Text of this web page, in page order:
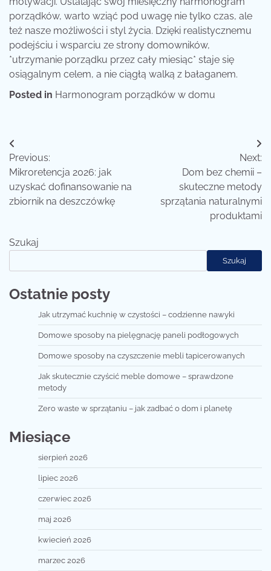
porządków, warto wziąć pod uwagę nie tylko czas, ale
też nasze możliwości i styl życia. Dzięki realistycznemu
podejściu i wsparciu ze strony domowników,
*utrzymanie porządku przez cały miesiąc* staje się
osiągalnym celem, a nie ciągłą walką z bałaganem.
Posted in Harmonogram porządków w domu
Nawigacja
wpisu
Previous:
Mikroretencja 2026: jak
uzyskać dofinansowanie na
zbiornik na deszczówkę
Next:
Dom bez chemii –
skuteczne metody
sprzątania naturalnymi
produktami
Szukaj
Szukaj
Ostatnie posty
Jak utrzymać kuchnię w czystości – codzienne nawyki
Domowe sposoby na pielęgnację paneli podłogowych
Domowe sposoby na czyszczenie mebli tapicerowanych
Jak skutecznie czyścić meble domowe – sprawdzone
metody
Zero waste w sprzątaniu – jak zadbać o dom i planetę
Miesiące
sierpień 2026
lipiec 2026
czerwiec 2026
maj 2026
kwiecień 2026
marzec 2026